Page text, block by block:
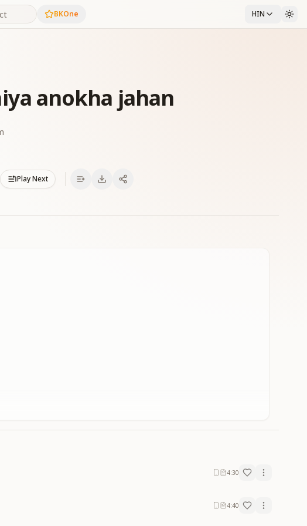
BKOne HIN
anokha jahan
Play Next
4:30
4:40